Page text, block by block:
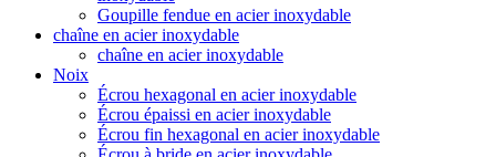
Goupille fendue en acier inoxydable
chaîne en acier inoxydable
chaîne en acier inoxydable
Noix
Écrou hexagonal en acier inoxydable
Écrou épaissi en acier inoxydable
Écrou fin hexagonal en acier inoxydable